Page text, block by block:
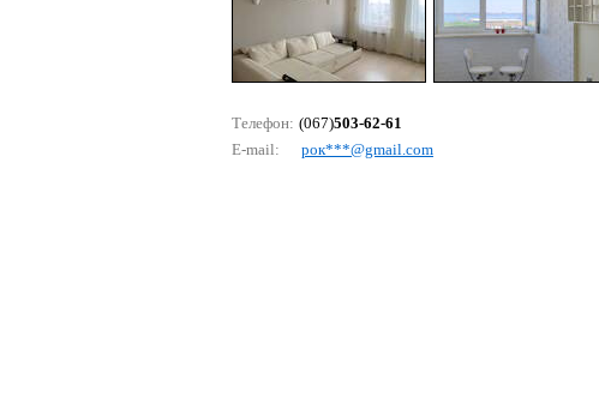
Телефон: (067)503-62-61
E-mail:
рок***@gmаil.соm